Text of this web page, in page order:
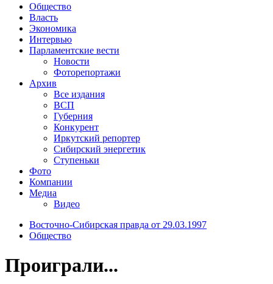
Общество
Власть
Экономика
Интервью
Парламентские вести
Новости
Фоторепортажи
Архив
Все издания
ВСП
Губерния
Конкурент
Иркутский репортер
Сибирский энергетик
Ступеньки
Фото
Компании
Медиа
Видео
Восточно-Сибирская правда от 29.03.1997
Общество
Проиграли...